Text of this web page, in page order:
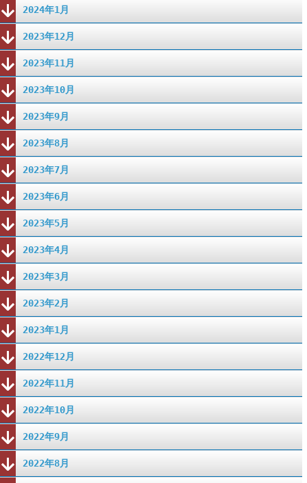
2024年1月
2023年12月
2023年11月
2023年10月
2023年9月
2023年8月
2023年7月
2023年6月
2023年5月
2023年4月
2023年3月
2023年2月
2023年1月
2022年12月
2022年11月
2022年10月
2022年9月
2022年8月